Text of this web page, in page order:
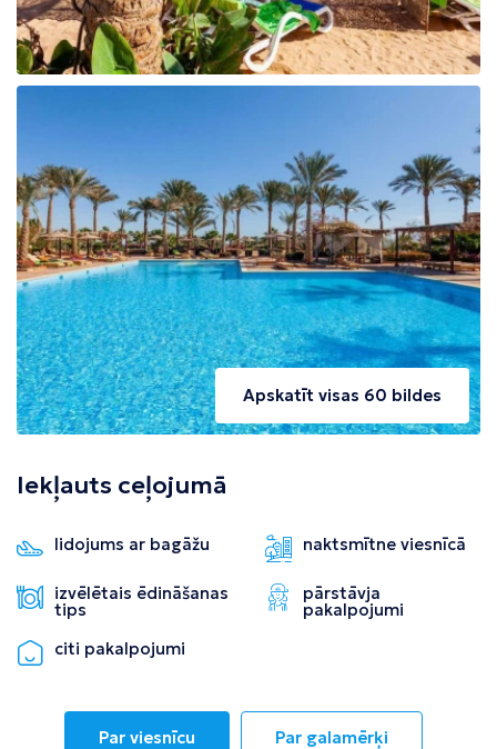
Apskatīt visas 60 bildes
Iekļauts ceļojumā
lidojums ar bagāžu naktsmītne viesnīcā
izvēlētais ēdināšanas
tips
pārstāvja
pakalpojumi
citi pakalpojumi
Par viesnīcu Par galamērķi